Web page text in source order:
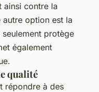
ainsi contre la
autre option est la
protège
également
qualité
répondre à des